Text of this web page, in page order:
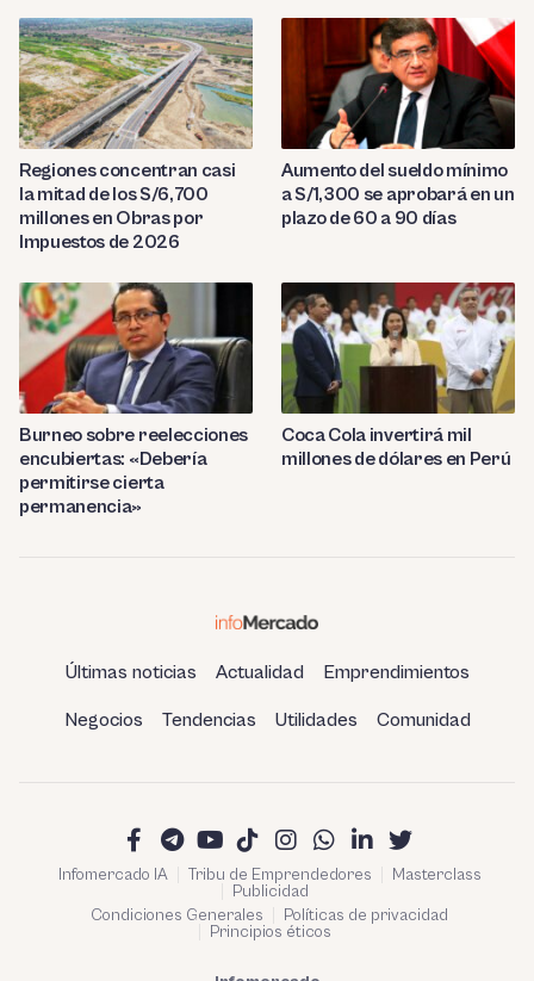
Regiones concentran casi
la mitad de los S/6,700
millones en Obras por
Impuestos de 2026
Aumento del sueldo mínimo
a S/1,300 se aprobará en un
plazo de 60 a 90 días
Burneo sobre reelecciones
encubiertas: «Debería
permitirse cierta
permanencia»
Coca Cola invertirá mil
millones de dólares en Perú
Últimas noticias Actualidad Emprendimientos
Negocios Tendencias Utilidades Comunidad
Infomercado IA Tribu de Emprendedores
Masterclass
Publicidad
Condiciones Generales
Políticas de privacidad
Principios éticos